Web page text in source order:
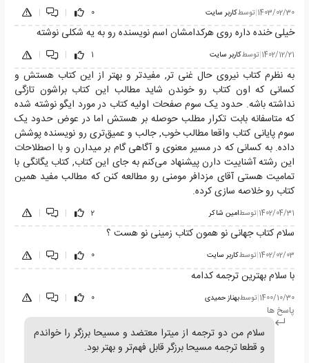
1403/02/30
|توسطکاربر سایت 0
|
|
خیلی خنده داره روی هرکدامشان اسم نویسنده رو به یه شکلی نوشته
1402/12/21
|توسطکاربر سایت 1
|
|
به نظرم کتاب نیروی حال غنی تر, مفیدتر و بهتر از این کتاب هستش و
کسانی که اون کتاب رو خوندن شاید مطالب این کتاب براشون تازگی
نداشته باشه. حدود یک سوم صفحات اولیه کتاب در مورد ایگو نوشته شده
که متاسفانه بابت تکرار مطلب حوصله بر هستش اما در عوض حدود یک
سوم پایانی کتاب واقعا مطالب خوب, جالب و عمیق‌تری رو نویسنده پوشش
داده. به کسانی که در مسیر معنوی و آگاهی گام بر میدارن و با اصطلاحات
این رشته آشناییت دارن پیشنهاد می‌کنم به جای این کتاب, کتاب یگانگی با
تمامیت هستی آقای مزدافر مومنی رو مطالعه کنن که مطالب مفید همین
کتاب رو خلاصه سازی کرده.
1402/04/31
|توسطامین شاکر 2
|
|
سلام کتاب جهانی نو همون کتاب زمینی نو هست ؟
1402/02/03
|توسطکاربر سایت 0
|
|
با سلام بهترین ترجمه کدامه
1400/10/30
|توسطبهناز حمیدی 0
|
|
پاسخ ها
سلام من دو ترجمه از میترا معتضد و مسیحا برزگر را خواندم
و قطعا ترجمه مسیحا برزگر قابل فهم‌تر و بهتر بود.